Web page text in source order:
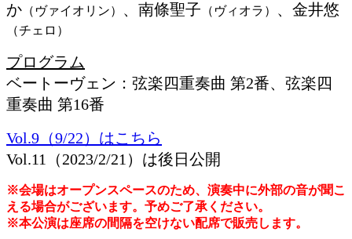
か （ヴァイオリン） 、南條聖子 （ヴィオラ） 、金井悠
（チェロ）
プログラム
ベートーヴェン：弦楽四重奏曲 第2番、弦楽四
重奏曲 第16番
Vol.9（9/22）はこちら
Vol.11（2023/2/21）は後日公開
※会場はオープンスペースのため、演奏中に外部の音が聞こ
える場合がございます。予めご了承ください。
※本公演は座席の間隔を空けない配席で販売します。